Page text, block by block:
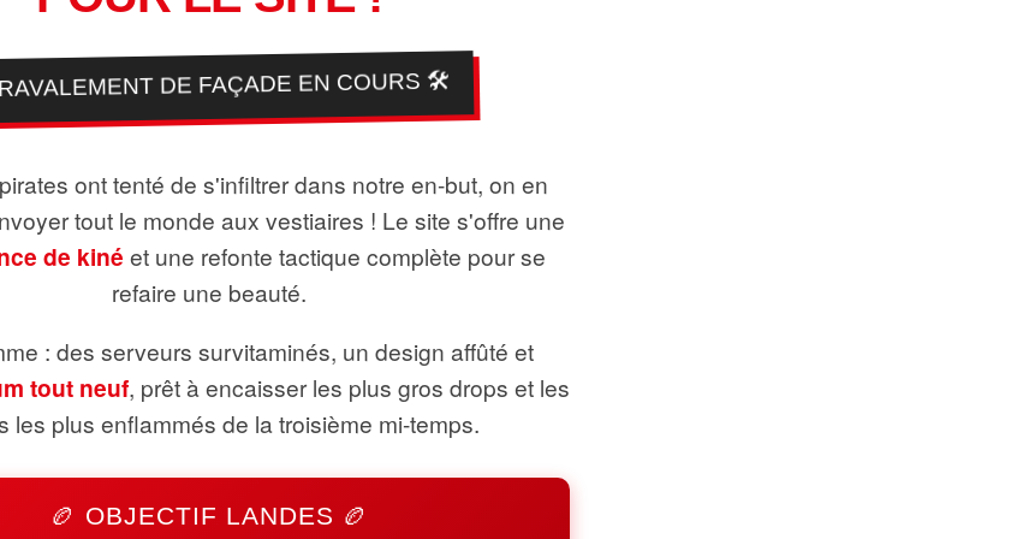
DE FAÇADE EN COURS 🛠️
ont tenté de s'infiltrer dans notre en-but, on en
tout le monde aux vestiaires ! Le site s'offre une
de kiné et une refonte tactique complète pour se
refaire une beauté.
: des serveurs survitaminés, un design affûté et
tout neuf, prêt à encaisser les plus gros drops et les
les plus enflammés de la troisième mi-temps.
🏉 OBJECTIF LANDES 🏉